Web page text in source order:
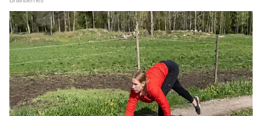
হাজার টাকা?
কীভাবে অন্নপূর্ণা ভাণ্ডার নিয়ে কারা ছড়াচ্ছে
বিভ্রান্তি? | Suvendu Adhikari on
Annapurna Yojana